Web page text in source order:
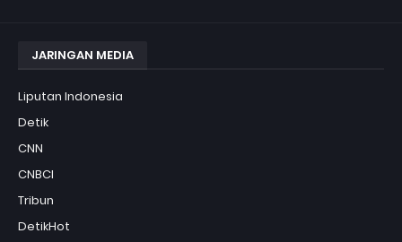
JARINGAN MEDIA
Liputan Indonesia
Detik
CNN
CNBCI
Tribun
DetikHot